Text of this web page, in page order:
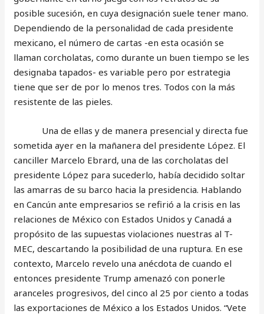
posible sucesión, en cuya designación suele tener mano.
Dependiendo de la personalidad de cada presidente
mexicano, el número de cartas -en esta ocasión se
llaman corcholatas, como durante un buen tiempo se les
designaba tapados- es variable pero por estrategia
tiene que ser de por lo menos tres. Todos con la más
resistente de las pieles.
Una de ellas y de manera presencial y directa fue
sometida ayer en la mañanera del presidente López. El
canciller Marcelo Ebrard, una de las corcholatas del
presidente López para sucederlo, había decidido soltar
las amarras de su barco hacia la presidencia. Hablando
en Cancún ante empresarios se refirió a la crisis en las
relaciones de México con Estados Unidos y Canadá a
propósito de las supuestas violaciones nuestras al T-
MEC, descartando la posibilidad de una ruptura. En ese
contexto, Marcelo revelo una anécdota de cuando el
entonces presidente Trump amenazó con ponerle
aranceles progresivos, del cinco al 25 por ciento a todas
las exportaciones de México a los Estados Unidos. “Vete